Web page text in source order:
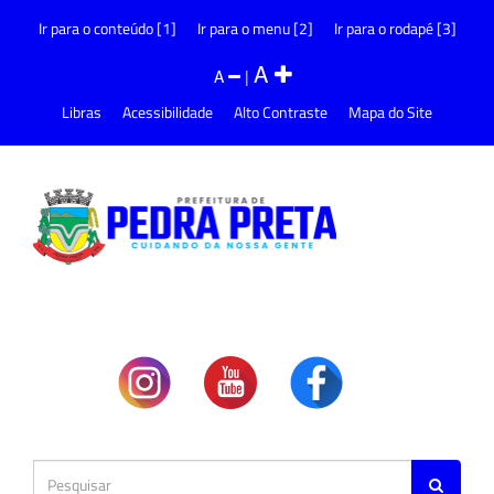
Ir para o conteúdo [1] Ir para o menu [2] Ir para o rodapé [3]
A |A
Libras Acessibilidade Alto Contraste Mapa do Site